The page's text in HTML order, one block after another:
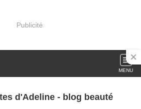
Publicité
MENU
d'Adeline - blog beauté